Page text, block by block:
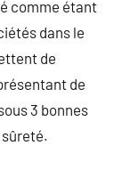
comme étant
dans le
de
de
3 bonnes